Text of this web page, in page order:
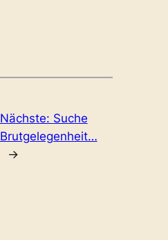
Nächste: Suche
Brutgelegenheit…
→